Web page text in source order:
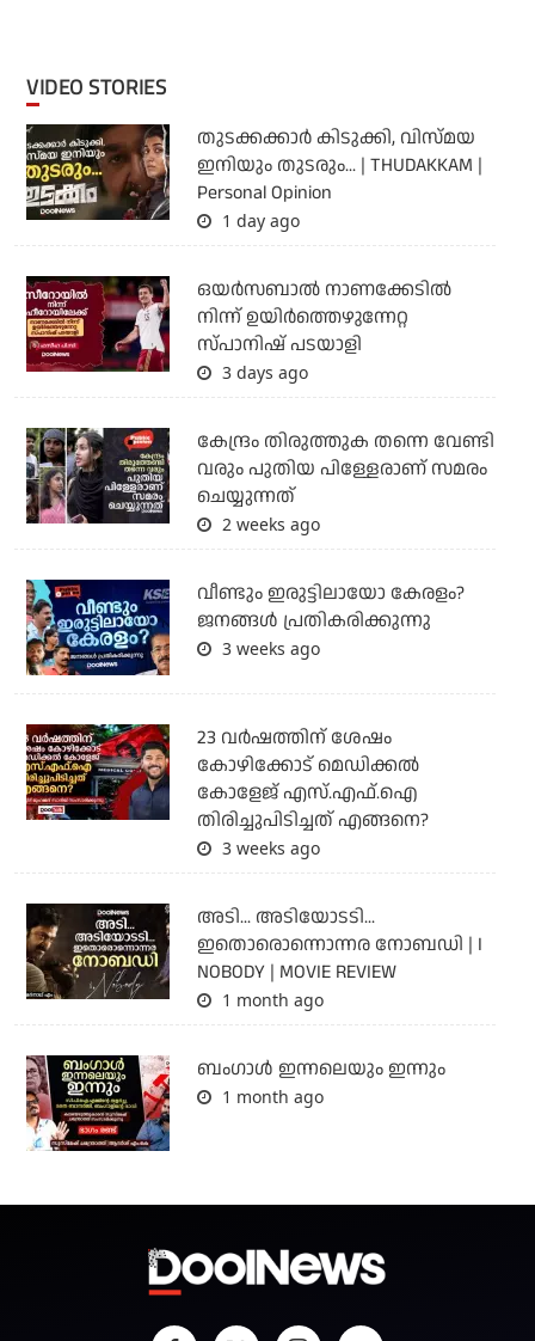
VIDEO STORIES
തുടക്കക്കാര്‍ കിടുക്കി, വിസ്മയ
ഇനിയും തുടരും... | THUDAKKAM |
Personal Opinion
1 day ago
ഒയര്‍സബാൽ നാണക്കേടിൽ
നിന്ന് ഉയിർത്തെഴുന്നേറ്റ
സ്പാനിഷ് പടയാളി
3 days ago
കേന്ദ്രം തിരുത്തുക തന്നെ വേണ്ടി
വരും പുതിയ പിള്ളേരാണ് സമരം
ചെയ്യുന്നത്
2 weeks ago
വീണ്ടും ഇരുട്ടിലായോ കേരളം?
ജനങ്ങൾ പ്രതികരിക്കുന്നു
3 weeks ago
23 വർഷത്തിന് ശേഷം
കോഴിക്കോട് മെഡിക്കൽ
കോളേജ് എസ്.എഫ്.ഐ
തിരിച്ചുപിടിച്ചത് എങ്ങനെ?
3 weeks ago
അടി... അടിയോടടി...
ഇതൊരൊന്നൊന്നര നോബഡി | I
NOBODY | MOVIE REVIEW
1 month ago
ബംഗാള്‍ ഇന്നലെയും ഇന്നും
1 month ago